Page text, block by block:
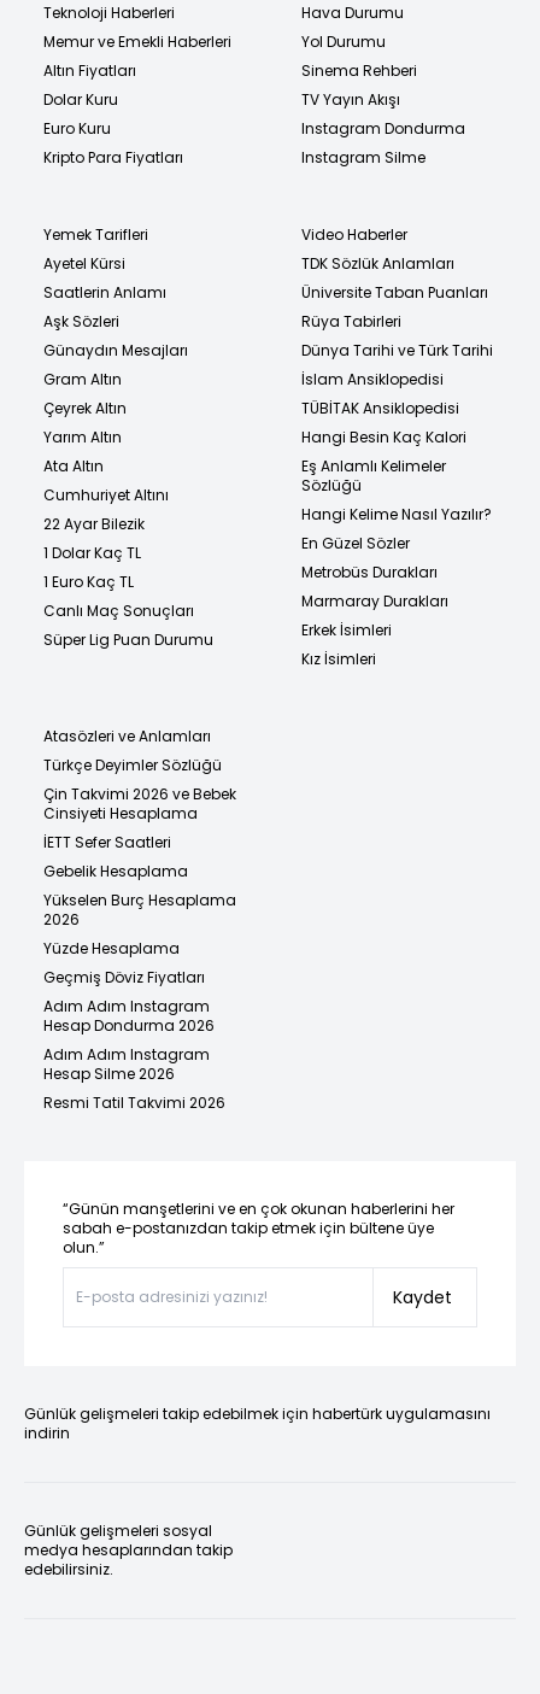
Teknoloji Haberleri
Memur ve Emekli Haberleri
Altın Fiyatları
Dolar Kuru
Euro Kuru
Kripto Para Fiyatları
Hava Durumu
Yol Durumu
Sinema Rehberi
TV Yayın Akışı
Instagram Dondurma
Instagram Silme
Yemek Tarifleri
Ayetel Kürsi
Saatlerin Anlamı
Aşk Sözleri
Günaydın Mesajları
Gram Altın
Çeyrek Altın
Yarım Altın
Ata Altın
Cumhuriyet Altını
22 Ayar Bilezik
1 Dolar Kaç TL
1 Euro Kaç TL
Canlı Maç Sonuçları
Süper Lig Puan Durumu
Video Haberler
TDK Sözlük Anlamları
Üniversite Taban Puanları
Rüya Tabirleri
Dünya Tarihi ve Türk Tarihi
İslam Ansiklopedisi
TÜBİTAK Ansiklopedisi
Hangi Besin Kaç Kalori
Eş Anlamlı Kelimeler
Sözlüğü
Hangi Kelime Nasıl Yazılır?
En Güzel Sözler
Metrobüs Durakları
Marmaray Durakları
Erkek İsimleri
Kız İsimleri
Atasözleri ve Anlamları
Türkçe Deyimler Sözlüğü
Çin Takvimi 2026 ve Bebek
Cinsiyeti Hesaplama
İETT Sefer Saatleri
Gebelik Hesaplama
Yükselen Burç Hesaplama
2026
Yüzde Hesaplama
Geçmiş Döviz Fiyatları
Adım Adım Instagram
Hesap Dondurma 2026
Adım Adım Instagram
Hesap Silme 2026
Resmi Tatil Takvimi 2026
“Günün manşetlerini ve en çok okunan haberlerini her
sabah e-postanızdan takip etmek için bültene üye
olun.”
Kaydet
Günlük gelişmeleri takip edebilmek için habertürk uygulamasını
indirin
Günlük gelişmeleri sosyal
medya hesaplarından takip
edebilirsiniz.